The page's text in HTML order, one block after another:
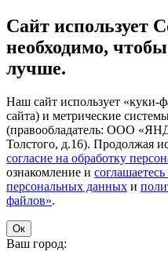
Сайт использует
необходимо,
лучше.
Наш сайт использует
сайта) и метрические
(правообладатель: ООО
Толстого, д.16). Продолжая
согласие на обработку
ознакомление и
персональных данных и
файлов».
Ок
Ваш город: